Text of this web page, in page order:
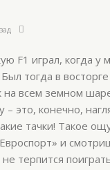
F1 играл, когда у
тогда в
на всем земном
– это, конечно,
тачки! Такое
и
терпится